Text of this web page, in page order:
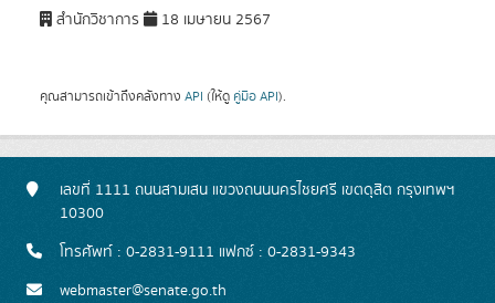
สำนักวิชาการ
18 เมษายน 2567
คุณสามารถเข้าถึงคลังทาง API (ให้ดู คู่มือ API).
เลขที่ 1111 ถนนสามเสน แขวงถนนนครไชยศรี เขตดุสิต กรุงเทพฯ
10300
โทรศัพท์ : 0-2831-9111 แฟกซ์ : 0-2831-9343
webmaster@senate.go.th